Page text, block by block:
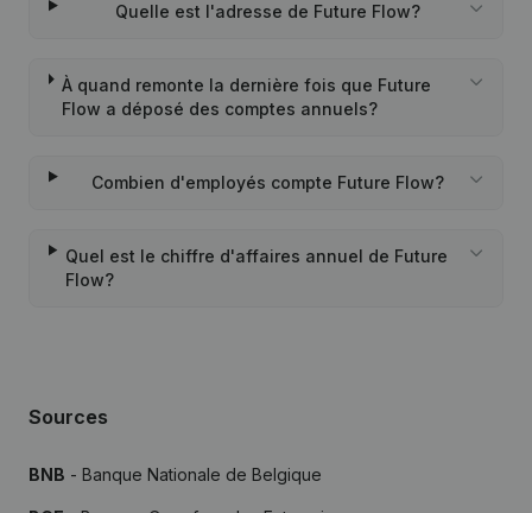
Quelle est l'adresse de Future Flow?
À quand remonte la dernière fois que Future
Flow a déposé des comptes annuels?
Combien d'employés compte Future Flow?
Quel est le chiffre d'affaires annuel de Future
Flow?
Sources
BNB - Banque Nationale de Belgique